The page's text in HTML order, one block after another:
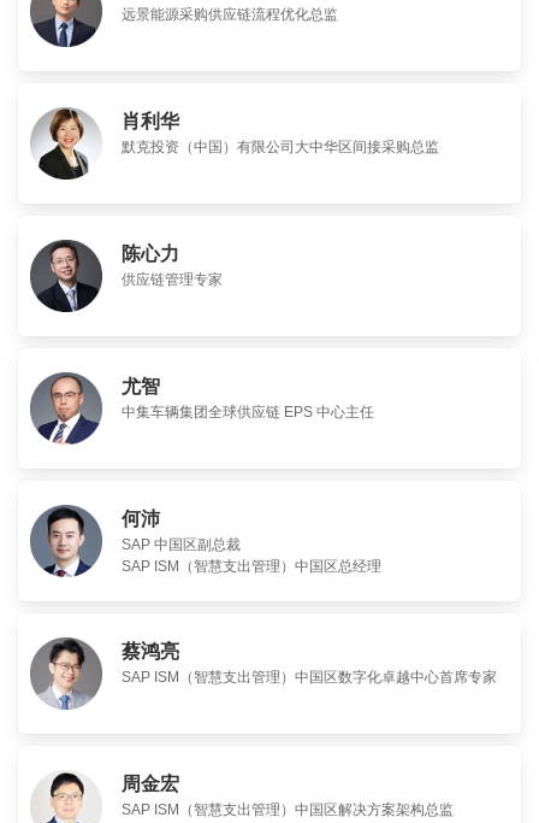
远景能源采购供应链流程优化总监
肖利华
默克投资（中国）有限公司大中华区间接采购总监
陈心力
供应链管理专家
尤智
中集车辆集团全球供应链 EPS 中心主任
何沛
SAP 中国区副总裁
SAP ISM（智慧支出管理）中国区总经理
蔡鸿亮
SAP ISM（智慧支出管理）中国区数字化卓越中心首席专家
周金宏
SAP ISM（智慧支出管理）中国区解决方案架构总监